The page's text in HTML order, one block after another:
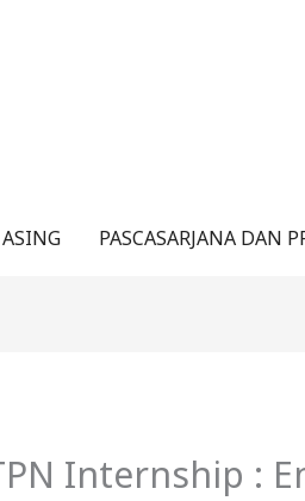
PASCASARJANA DAN
Internship :